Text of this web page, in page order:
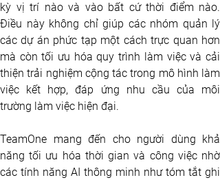
kỳ vị trí nào và vào bất cứ thời điểm nào.
Điều này không chỉ giúp các nhóm quản lý
các dự án phức tạp một cách trực quan hơn
mà còn tối ưu hóa quy trình làm việc và cải
thiện trải nghiệm cộng tác trong mô hình làm
việc kết hợp, đáp ứng nhu cầu của môi
trường làm việc hiện đại.
TeamOne mang đến cho người dùng khả
năng tối ưu hóa thời gian và công việc nhờ
các tính năng AI thông minh như tóm tắt ghi